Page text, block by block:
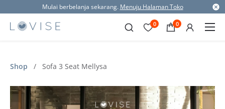
Mulai berbelanja sekarang. Menuju Halaman Toko
0 0
Shop / Sofa 3 Seat Mellysa